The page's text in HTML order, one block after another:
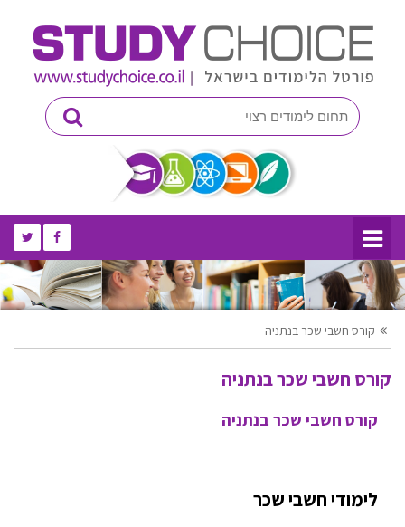
קורס חשבי שכר בנתניה
קורס חשבי שכר בנתניה
קורס חשבי שכר בנתניה
לימודי חשבי שכר